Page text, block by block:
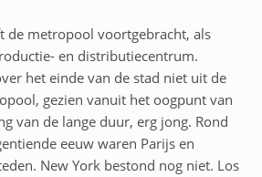
de metropool voortgebracht, als
en distributiecentrum.
het einde van de stad niet uit de
gezien vanuit het oogpunt van
van de lange duur, erg jong. Rond
eeuw waren Parijs en
New York bestond nog niet. Los